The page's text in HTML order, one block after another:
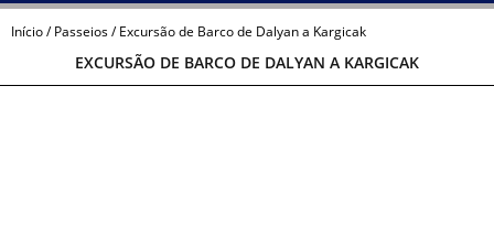
Início/Passeios/ Excursão de Barco de Dalyan a Kargicak
EXCURSÃO DE BARCO DE DALYAN A KARGICAK